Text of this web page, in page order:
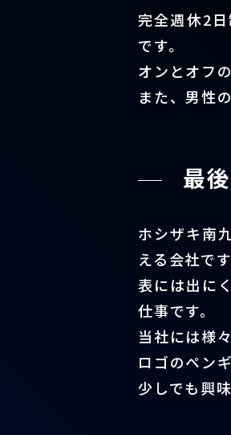
完全週休2
です。
オンとオフ
また、男性
最
ホシザキ南
える会社です
表には出に
仕事です。
当社には様
ロゴのペン
少しでも興